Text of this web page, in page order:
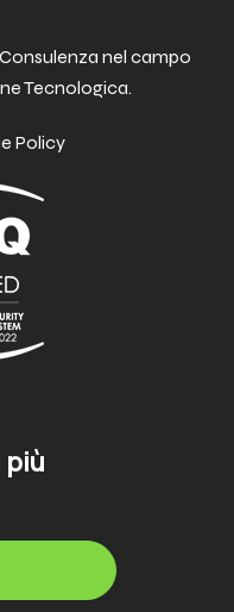
nel campo
Tecnologica.
Policy
più